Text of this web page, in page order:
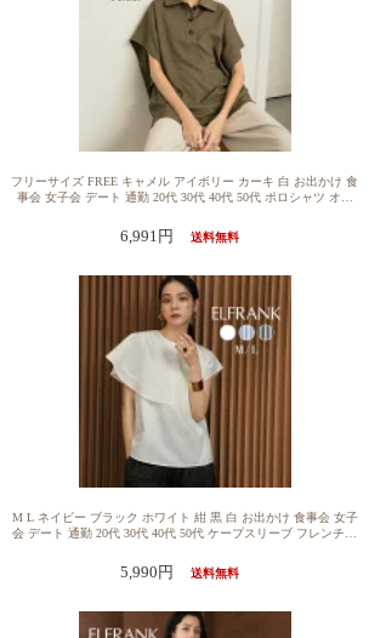
フリーサイズ FREE キャメル アイボリー カーキ 白 お出かけ 食
事会 女子会 デート 通勤 20代 30代 40代 50代 ポロシャツ オー
ス レディース 半袖 きれいめ 1枚で決まる ポロシャツ シャツ ゆ
ったり 着痩せ 大きいサイズ おしゃれ カジュアル 体型カバー
ズ 洗える 洗濯可能 ドレープ リネンライク
6,991円 送料無料
M L ネイビー ブラック ホワイト 紺 黒 白 お出かけ 食事会 女子
会 デート 通勤 20代 30代 40代 50代 ケープスリーブ フレンチス
レディース 半袖 きれいめ 1枚で決まる ゆったり 着痩せ シャツ
プルオーバー カットソー おしゃれ 体型カバー かわいい 可愛い
スリーブ アシンメトリー ケープ 洗える
5,990円 送料無料